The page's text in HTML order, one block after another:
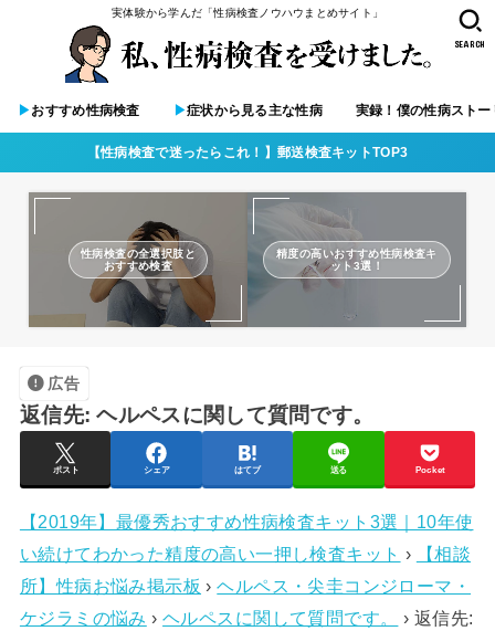
実体験から学んだ「性病検査ノウハウまとめサイト」
▶︎おすすめ性病検査 ▶︎症状から見る主な性病 実録！僕の性病ストー
SEARCH
【性病検査で迷ったらこれ！】郵送検査キットTOP3
性病検査の全選択肢と
おすすめ検査
精度の高いおすすめ性病検査キ
ット3選！
広告
返信先: ヘルペスに関して質問です。
ポスト シェア はてブ 送る Pocket
【2019年】最優秀おすすめ性病検査キット3選｜10年使
い続けてわかった精度の高い一押し検査キット ›
【相談
所】性病お悩み掲示板 › ヘルペス・尖圭コンジローマ・
ケジラミの悩み › ヘルペスに関して質問です。 › 返信先: